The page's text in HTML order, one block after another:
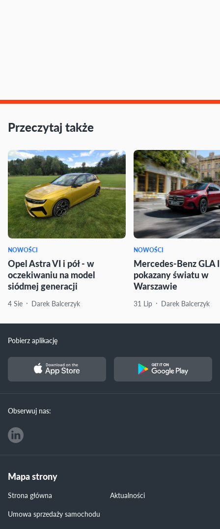
Przeczytaj także
NOWOŚCI
Opel Astra VI i pół - w
oczekiwaniu na model
siódmej generacji
4 Sie Darek Balcerzyk
NOWOŚCI
Mercedes-Benz GLA
pokazany światu w
Warszawie
31 Lip Darek Balcerzyk
Pobierz aplikację
Obserwuj nas:
Mapa strony
Strona główna
Aktualności
Umowa sprzedaży samochodu